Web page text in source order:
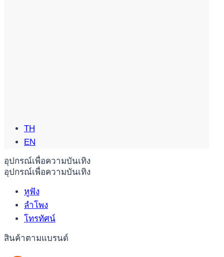
อุปกรณ์เพื่อความบันเทิง
อุปกรณ์เพื่อความบันเทิง
หูฟัง
ลำโพง
โทรทัศน์
สินค้าตามแบรนด์
TH
EN